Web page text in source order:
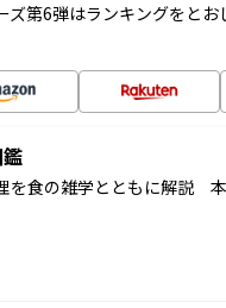
ズ第6弾はランキングをと
鑑
を食の雑学とともに解説